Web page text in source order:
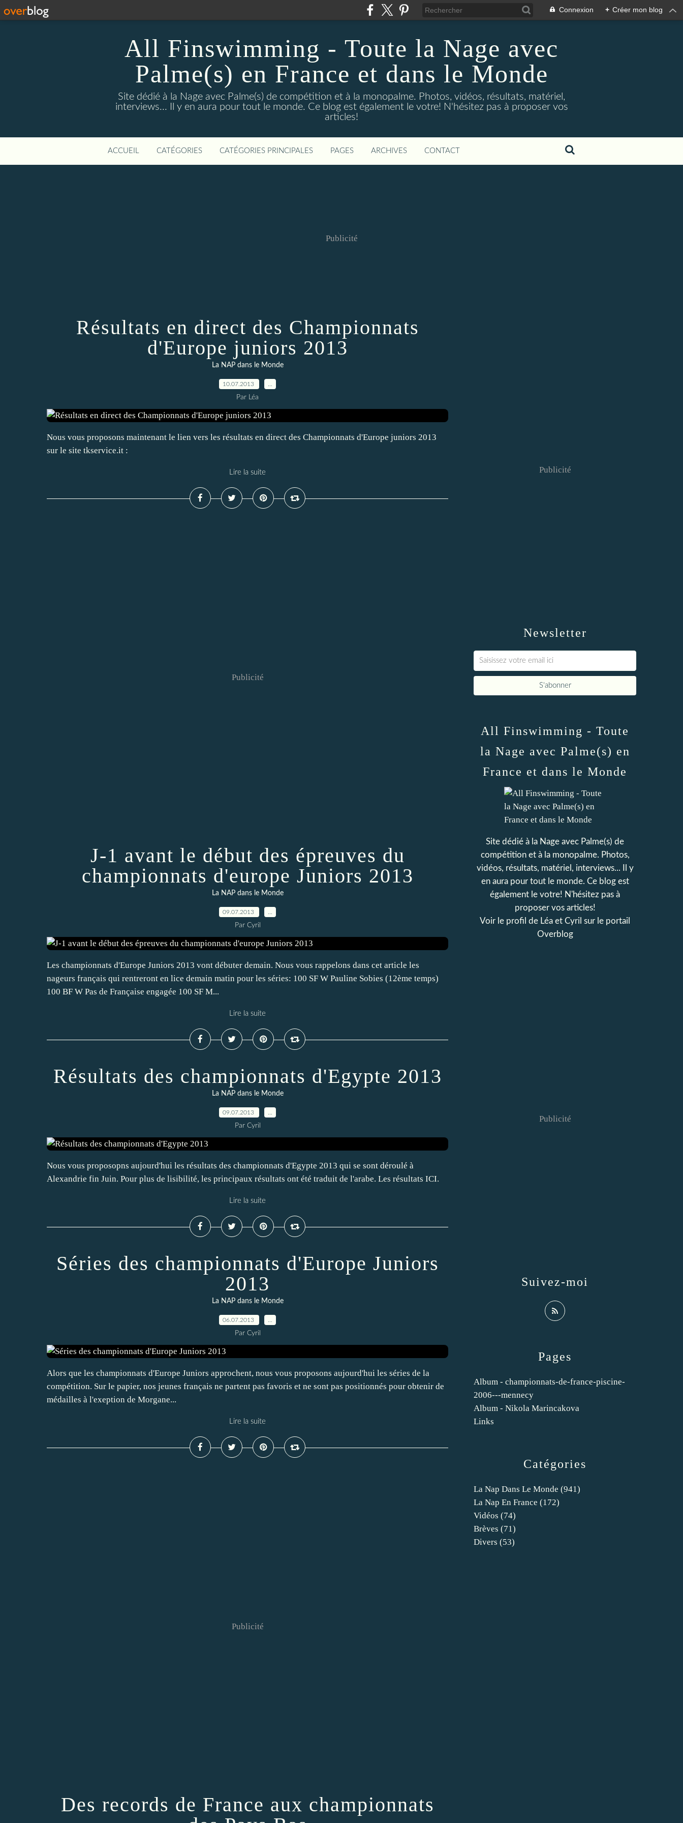
Connexion + Créer mon blog
All Finswimming - Toute la Nage avec
Palme(s) en France et dans le Monde
Site dédié à la Nage avec Palme(s) de compétition et à la monopalme. Photos, vidéos, résultats, matériel,
interviews... Il y en aura pour tout le monde. Ce blog est également le votre! N'hésitez pas à proposer vos
articles!
ACCUEIL CATÉGORIES CATÉGORIES PRINCIPALES PAGES ARCHIVES CONTACT
Publicité
Résultats en direct des Championnats
d'Europe juniors 2013
La NAP dans le Monde
10.07.2013
Par Léa
Nous vous proposons maintenant le lien vers les résultats en direct des Championnats d'Europe juniors 2013
sur le site tkservice.it :
Lire la suite
Publicité
J-1 avant le début des épreuves du
championnats d'europe Juniors 2013
La NAP dans le Monde
09.07.2013
Par Cyril
Les championnats d'Europe Juniors 2013 vont débuter demain. Nous vous rappelons dans cet article les
nageurs français qui rentreront en lice demain matin pour les séries: 100 SF W Pauline Sobies (12ème temps)
100 BF W Pas de Française engagée 100 SF M...
Lire la suite
Résultats des championnats d'Egypte 2013
La NAP dans le Monde
09.07.2013
Par Cyril
Nous vous proposopns aujourd'hui les résultats des championnats d'Egypte 2013 qui se sont déroulé à
Alexandrie fin Juin. Pour plus de lisibilité, les principaux résultats ont été traduit de l'arabe. Les résultats ICI.
Lire la suite
Séries des championnats d'Europe Juniors
2013
La NAP dans le Monde
06.07.2013
Par Cyril
Alors que les championnats d'Europe Juniors approchent, nous vous proposons aujourd'hui les séries de la
compétition. Sur le papier, nos jeunes français ne partent pas favoris et ne sont pas positionnés pour obtenir de
médailles à l'exeption de Morgane...
Lire la suite
Publicité
Des records de France aux championnats
Newsletter
Publicité
Catégories
La Nap Dans Le Monde (941)
La Nap En France (172)
Vidéos (74)
Brèves (71)
Divers (53)
Pages
Album - championnats-de-france-piscine-
2006---mennecy
Album - Nikola Marincakova
Links
All Finswimming - Toute
la Nage avec Palme(s) en
France et dans le Monde
Site dédié à la Nage avec Palme(s) de
compétition et à la monopalme. Photos,
vidéos, résultats, matériel, interviews... Il y
en aura pour tout le monde. Ce blog est
également le votre! N'hésitez pas à
proposer vos articles!
Voir le profil de Léa et Cyril sur le portail
Overblog
Suivez-moi
Publicité